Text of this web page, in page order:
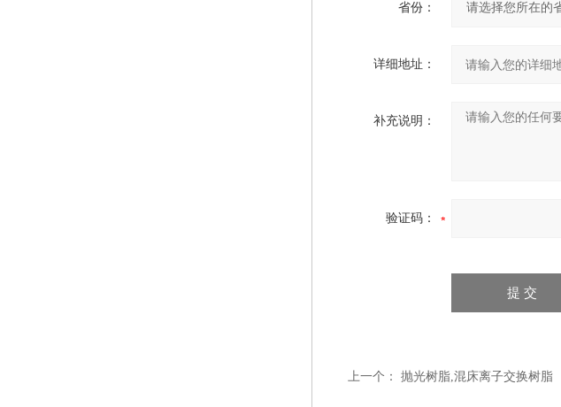
省份：
详细地址：
补充说明：
验证码：
上一个： 抛光树脂,混床离子交换树脂